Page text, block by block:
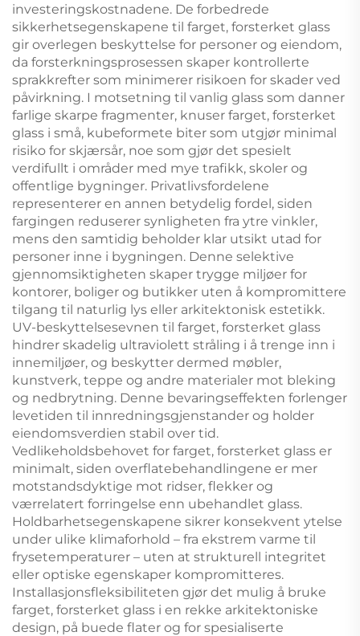
investeringskostnadene. De forbedrede
sikkerhetsegenskapene til farget, forsterket glass
gir overlegen beskyttelse for personer og eiendom,
da forsterkningsprosessen skaper kontrollerte
sprakkrefter som minimerer risikoen for skader ved
påvirkning. I motsetning til vanlig glass som danner
farlige skarpe fragmenter, knuser farget, forsterket
glass i små, kubeformete biter som utgjør minimal
risiko for skjærsår, noe som gjør det spesielt
verdifullt i områder med mye trafikk, skoler og
offentlige bygninger. Privatlivsfordelene
representerer en annen betydelig fordel, siden
fargingen reduserer synligheten fra ytre vinkler,
mens den samtidig beholder klar utsikt utad for
personer inne i bygningen. Denne selektive
gjennomsiktigheten skaper trygge miljøer for
kontorer, boliger og butikker uten å kompromittere
tilgang til naturlig lys eller arkitektonisk estetikk.
UV-beskyttelsesevnen til farget, forsterket glass
hindrer skadelig ultraviolett stråling i å trenge inn i
innemiljøer, og beskytter dermed møbler,
kunstverk, teppe og andre materialer mot bleking
og nedbrytning. Denne bevaringseffekten forlenger
levetiden til innredningsgjenstander og holder
eiendomsverdien stabil over tid.
Vedlikeholdsbehovet for farget, forsterket glass er
minimalt, siden overflatebehandlingene er mer
motstandsdyktige mot ridser, flekker og
værrelatert forringelse enn ubehandlet glass.
Holdbarhetsegenskapene sikrer konsekvent ytelse
under ulike klimaforhold – fra ekstrem varme til
frysetemperaturer – uten at strukturell integritet
eller optiske egenskaper kompromitteres.
Installasjonsfleksibiliteten gjør det mulig å bruke
farget, forsterket glass i en rekke arkitektoniske
design, på buede flater og for spesialiserte